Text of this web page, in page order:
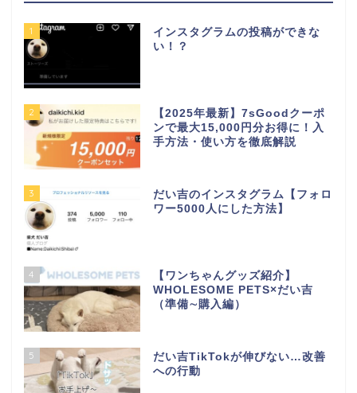
1
インスタグラムの投稿ができな
い！？
2
【2025年最新】7sGoodクーポ
ンで最大15,000円分お得に！入
手方法・使い方を徹底解説
3
だい吉のインスタグラム【フォロ
ワー5000人にした方法】
4
【ワンちゃんグッズ紹介】
WHOLESOME PETS×だい吉
（準備∼購入編）
5
だい吉TikTokが伸びない…改善
への行動